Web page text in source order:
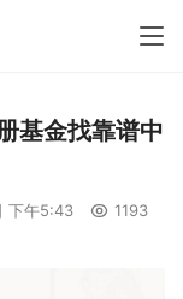
基金找靠谱中
下午5:43 1193